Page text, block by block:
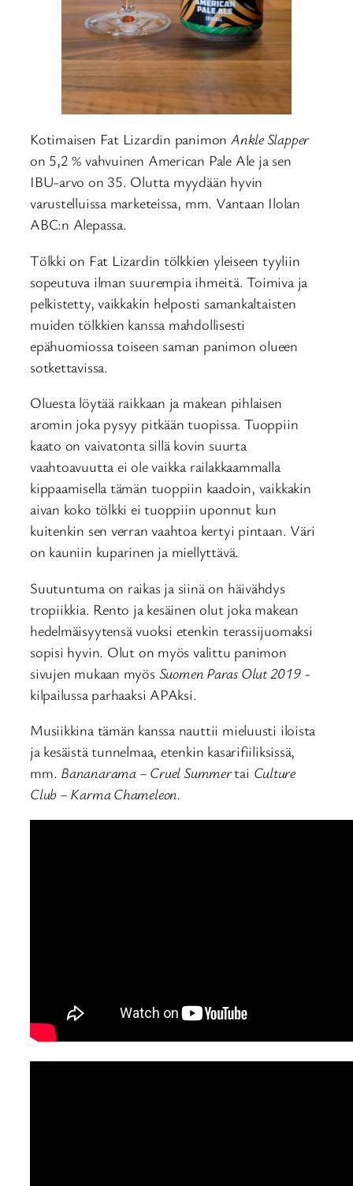
Kotimaisen Fat Lizardin panimon Ankle Slapper
on 5,2 % vahvuinen American Pale Ale ja sen
IBU-arvo on 35. Olutta myydään hyvin
varustelluissa marketeissa, mm. Vantaan Ilolan
ABC:n Alepassa.
Tölkki on Fat Lizardin tölkkien yleiseen tyyliin
sopeutuva ilman suurempia ihmeitä. Toimiva ja
pelkistetty, vaikkakin helposti samankaltaisten
muiden tölkkien kanssa mahdollisesti
epähuomiossa toiseen saman panimon olueen
sotkettavissa.
Oluesta löytää raikkaan ja makean pihlaisen
aromin joka pysyy pitkään tuopissa. Tuoppiin
kaato on vaivatonta sillä kovin suurta
vaahtoavuutta ei ole vaikka railakkaammalla
kippaamisella tämän tuoppiin kaadoin, vaikkakin
aivan koko tölkki ei tuoppiin uponnut kun
kuitenkin sen verran vaahtoa kertyi pintaan. Väri
on kauniin kuparinen ja miellyttävä.
Suutuntuma on raikas ja siinä on häivähdys
tropiikkia. Rento ja kesäinen olut joka makean
hedelmäisyytensä vuoksi etenkin terassijuomaksi
sopisi hyvin. Olut on myös valittu panimon
sivujen mukaan myös Suomen Paras Olut 2019-
kilpailussa parhaaksi APAksi.
Musiikkina tämän kanssa nauttii mieluusti iloista
ja kesäistä tunnelmaa, etenkin kasarifiiliksissä,
mm. Bananarama – Cruel Summertai Culture
Club – Karma Chameleon.